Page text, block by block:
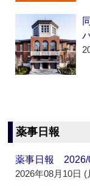
薬事日報
薬事日報 2026/
2026年08月10日 (